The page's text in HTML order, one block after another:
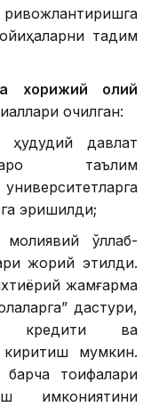
тақдим
хорижий олий
очилган:
давлат
таълим
эришилди;
қўллаб-
жорий этилди.
жамғарма
дастури,
кредити ва
киритиш мумкин.
тоифалари